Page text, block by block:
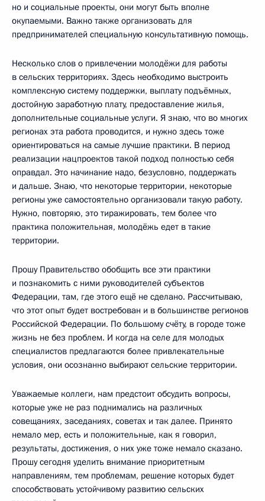
но и социальные проекты, они могут быть вполне
окупаемыми. Важно также организовать для
предпринимателей специальную консультативную помощь.
Несколько слов о привлечении молодёжи для работы
в сельских территориях. Здесь необходимо выстроить
комплексную систему поддержки, выплату подъёмных,
достойную заработную плату, предоставление жилья,
дополнительные социальные услуги. Я знаю, что во многих
регионах эта работа проводится, и нужно здесь тоже
ориентироваться на самые лучшие практики. В период
реализации нацпроектов такой подход полностью себя
оправдал. Это начинание надо, безусловно, поддержать
и дальше. Знаю, что некоторые территории, некоторые
регионы уже самостоятельно организовали такую работу.
Нужно, повторяю, это тиражировать, тем более что
практика положительная, молодёжь едет в такие
территории.
Прошу Правительство обобщить все эти практики
и познакомить с ними руководителей субъектов
Федерации, там, где этого ещё не сделано. Рассчитываю,
что этот опыт будет востребован и в большинстве регионов
Российской Федерации. По большому счёту, в городе тоже
жизнь не без проблем. И когда на селе для молодых
специалистов предлагаются более привлекательные
условия, они осознанно выбирают сельские территории.
Уважаемые коллеги, нам предстоит обсудить вопросы,
которые уже не раз поднимались на различных
совещаниях, заседаниях, советах и так далее. Принято
немало мер, есть и положительные, как я говорил,
результаты, достижения, о них уже тоже немало сказано.
Прошу сегодня уделить внимание приоритетным
направлениям, тем проблемам, решение которых будет
способствовать устойчивому развитию сельских